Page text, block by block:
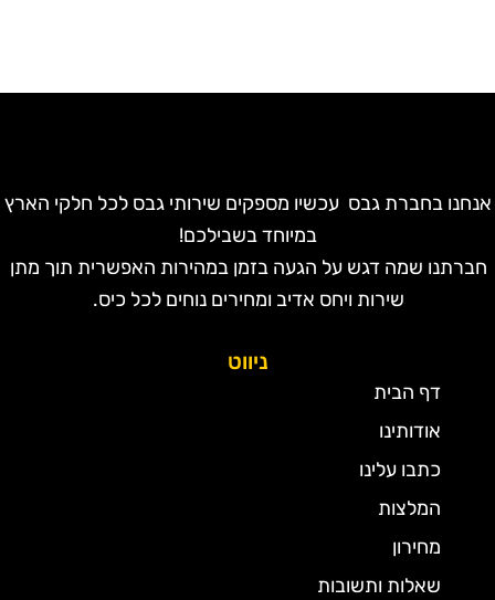
בחברת גבס עכשיו מספקים שירותי גבס לכל חלקי הארץ
במיוחד בשבילכם!
חברתנו שמה דגש על הגעה בזמן במהירות האפשרית תוך מתן
שירות ויחס אדיב ומחירים נוחים לכל כיס.
ניווט
דף הבית
אודותינו
כתבו עלינו
המלצות
מחירון
שאלות ותשובות